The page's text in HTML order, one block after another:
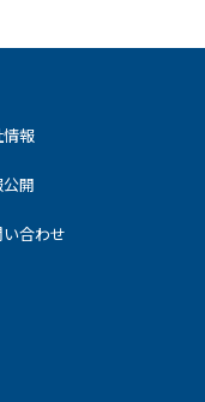
報
開
合わせ